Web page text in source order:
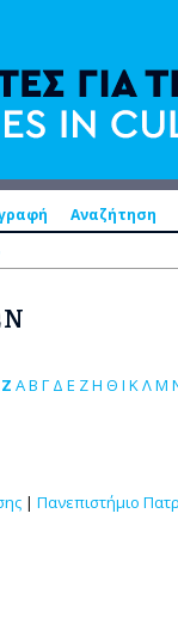
Αναζήτηση
Z ΑΒ Γ Δ Ε ΖΗ Θ Ι ΚΛΜ
| Πανεπιστήμιο